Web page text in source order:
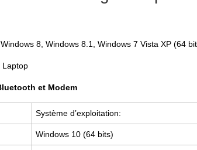
8, Windows 8.1, Windows 7 Vista XP (64
Laptop
et Modem
Système d’exploitation:
Windows 10 (64 bits)